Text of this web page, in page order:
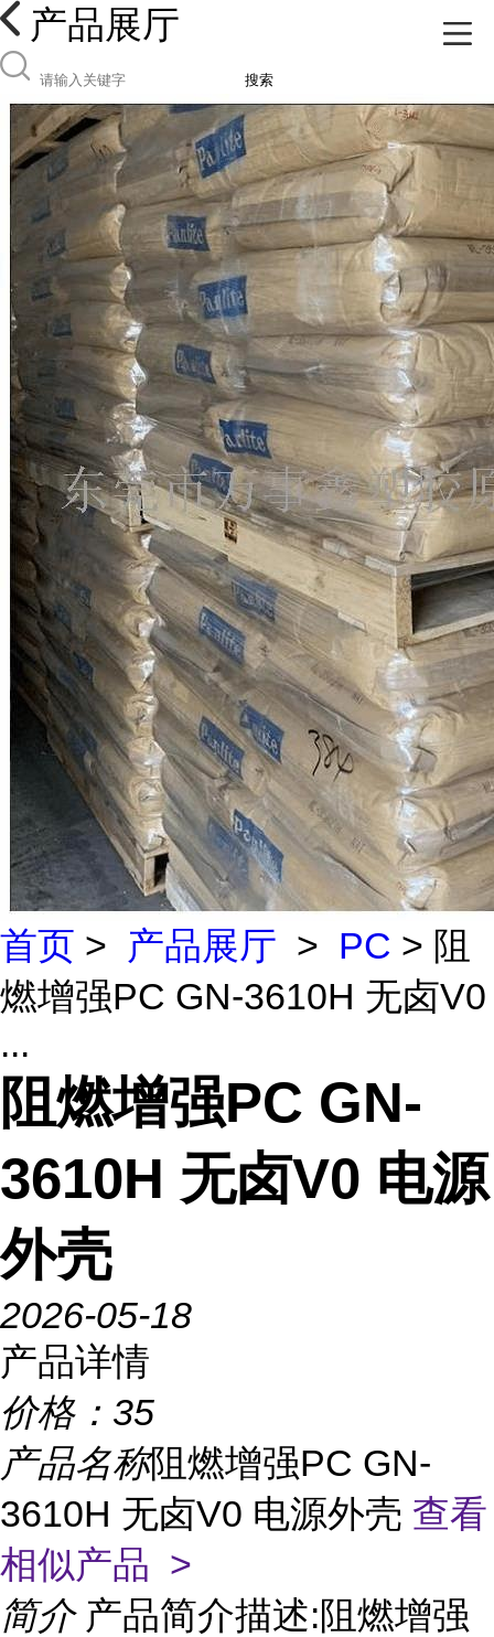
产品展厅
搜索
首页 > 产品展厅 > PC > 阻
燃增强PC GN-3610H 无卤V0
...
阻燃增强PC GN-
3610H 无卤V0 电源
外壳
2026-05-18
产品详情
价格： 35
产品名称阻燃增强PC GN-
3610H 无卤V0 电源外壳 查看
相似产品 >
简介 产品简介描述:阻燃增强